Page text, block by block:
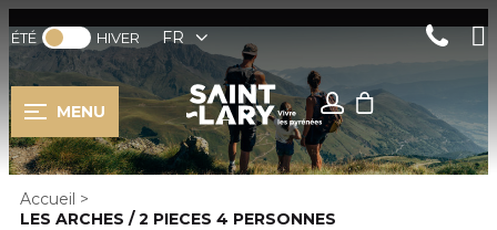
ÉTÉ HIVER FR
MENU
Accueil >
LES ARCHES / 2 PIECES 4 PERSONNES